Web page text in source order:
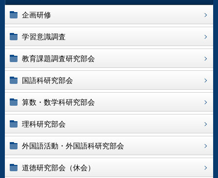
企画研修
学習意識調査
教育課題調査研究部会
国語科研究部会
算数・数学科研究部会
理科研究部会
外国語活動・外国語科研究部会
道徳研究部会（休会）